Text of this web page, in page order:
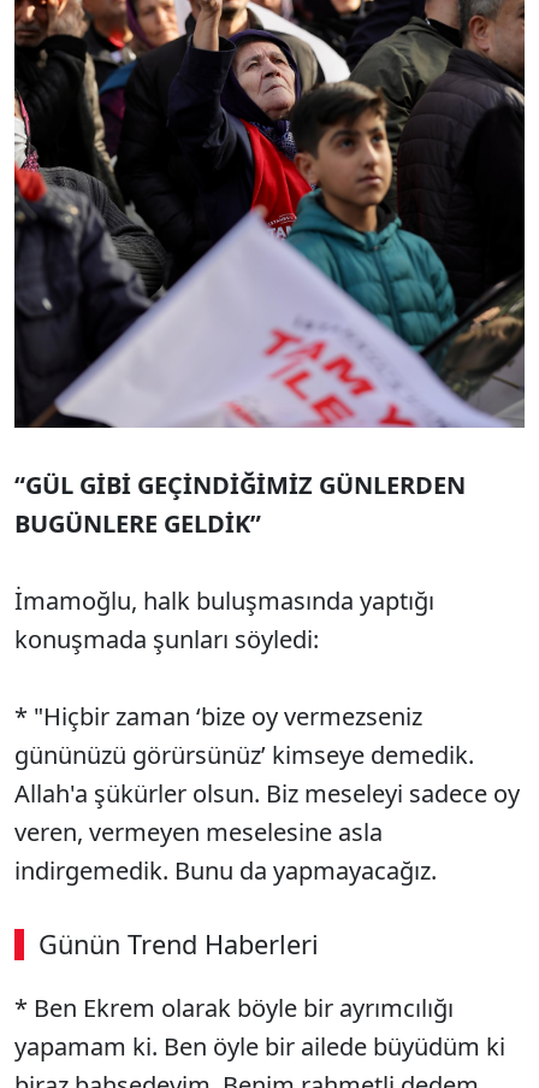
“GÜL GİBİ GEÇİNDİĞİMİZ GÜNLERDEN
BUGÜNLERE GELDİK”
İmamoğlu, halk buluşmasında yaptığı
konuşmada şunları söyledi:
* "Hiçbir zaman ‘bize oy vermezseniz
gününüzü görürsünüz’ kimseye demedik.
Allah'a şükürler olsun. Biz meseleyi sadece oy
veren, vermeyen meselesine asla
indirgemedik. Bunu da yapmayacağız.
Günün Trend Haberleri
* Ben Ekrem olarak böyle bir ayrımcılığı
yapamam ki. Ben öyle bir ailede büyüdüm ki